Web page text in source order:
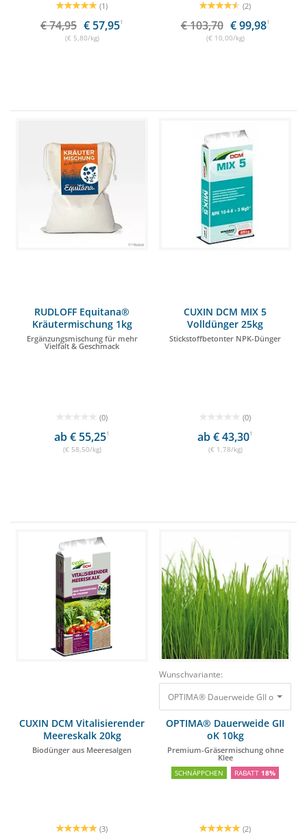
(1)
€ 74,95 € 57,951
(€ 5,80/kg)
(2)
€ 103,70 € 99,981
(€ 10,00/kg)
RUDLOFF Equitana®
Kräutermischung 1kg
Ergänzungsmischung für mehr
Vielfalt & Geschmack
(0)
ab € 55,251
(€ 58,50/kg)
CUXIN DCM MIX 5
Volldünger 25kg
Stickstoffbetonter NPK-Dünger
(0)
ab € 43,301
(€ 1,78/kg)
CUXIN DCM Vitalisierender
Meereskalk 20kg
Biodünger aus Meeresalgen
(3)
Wunschvariante:
OPTIMA® Dauerweide GII oK 10kg
OPTIMA® Dauerweide GII
oK 10kg
Premium-Gräsermischung ohne
Klee
SCHNÄPPCHEN RABATT 18%
(2)